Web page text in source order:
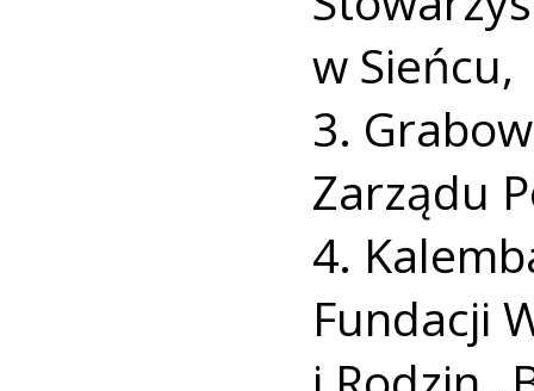
w Sieńcu,
3.
Zarządu
4.
Fundacji